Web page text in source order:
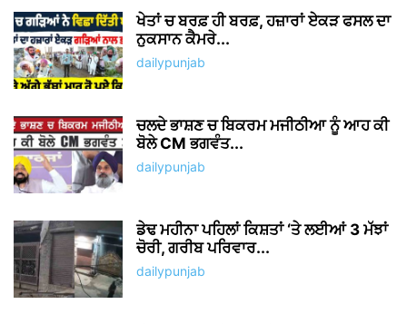
ਖੇਤਾਂ ਚ ਬਰਫ਼ ਹੀ ਬਰਫ਼, ਹਜ਼ਾਰਾਂ ਏਕੜ ਫਸਲ ਦਾ
ਨੁਕਸਾਨ ਕੈਮਰੇ...
dailypunjab
ਚਲਦੇ ਭਾਸ਼ਣ ਚ ਬਿਕਰਮ ਮਜੀਠੀਆ ਨੂੰ ਆਹ ਕੀ
ਬੋਲੇ CM ਭਗਵੰਤ...
dailypunjab
ਡੇਢ ਮਹੀਨਾ ਪਹਿਲਾਂ ਕਿਸ਼ਤਾਂ ‘ਤੇ ਲਈਆਂ 3 ਮੱਝਾਂ
ਚੋਰੀ, ਗਰੀਬ ਪਰਿਵਾਰ...
dailypunjab